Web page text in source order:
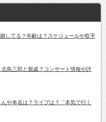
してる？年齢は？スケジュールや歌手
島三郎と親戚？コンサート情報や評
や本名は？ライブは？「本気で行く